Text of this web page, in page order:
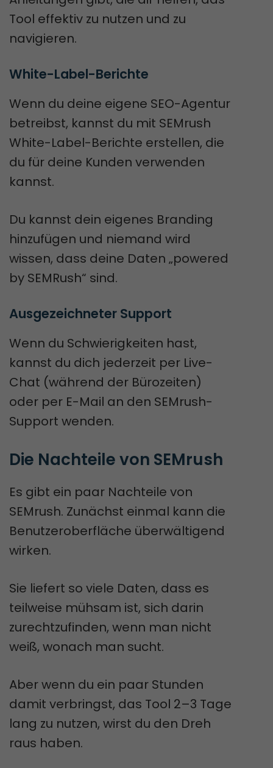
Tool effektiv zu nutzen und zu
navigieren.
White-Label-Berichte
Wenn du deine eigene SEO-Agentur
betreibst, kannst du mit SEMrush
White-Label-Berichte erstellen, die
du für deine Kunden verwenden
kannst.
Du kannst dein eigenes Branding
hinzufügen und niemand wird
wissen, dass deine Daten „powered
by SEMRush“ sind.
Ausgezeichneter Support
Wenn du Schwierigkeiten hast,
kannst du dich jederzeit per Live-
Chat (während der Bürozeiten)
oder per E-Mail an den SEMrush-
Support wenden.
Die Nachteile von SEMrush
Es gibt ein paar Nachteile von
SEMrush. Zunächst einmal kann die
Benutzeroberfläche überwältigend
wirken.
Sie liefert so viele Daten, dass es
teilweise mühsam ist, sich darin
zurechtzufinden, wenn man nicht
weiß, wonach man sucht.
Aber wenn du ein paar Stunden
damit verbringst, das Tool 2–3 Tage
lang zu nutzen, wirst du den Dreh
raus haben.